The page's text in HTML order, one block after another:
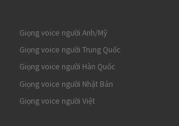
Giọng voice người Anh/Mỹ
Giọng voice người Trung Quốc
Giọng voice người Hàn Quốc
Giọng voice người Nhật Bản
Giọng voice người Việt